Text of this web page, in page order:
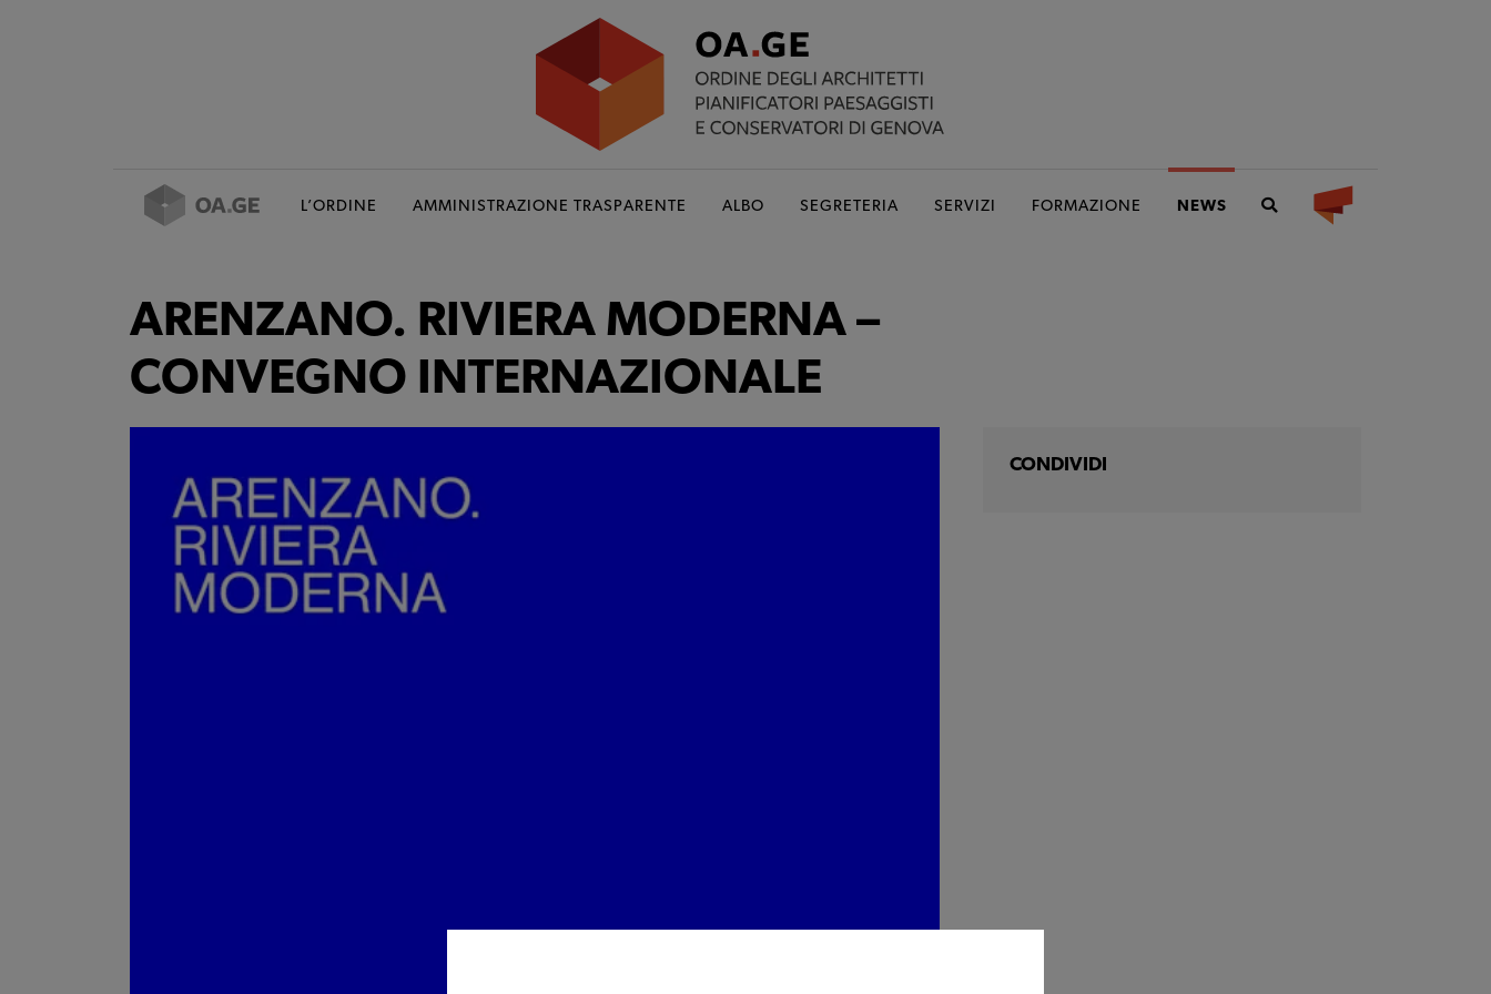
L’ORDINE AMMINISTRAZIONE TRASPARENTE ALBO SEGRETERIA SERVIZI FORMAZIONE NEWS
ARENZANO. RIVIERA MODERNA –
CONVEGNO INTERNAZIONALE
CONDIVIDI